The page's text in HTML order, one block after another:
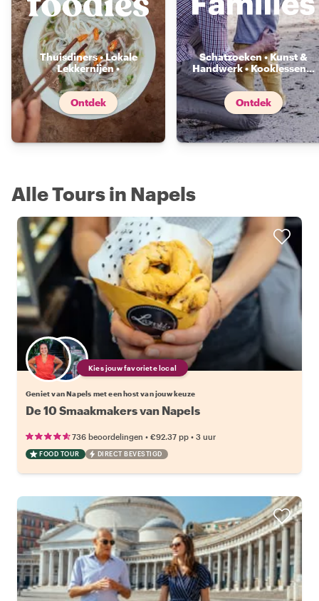
Thuisdiners • Lokale
Lekkernijen •
Voedselmarkten...
Ontdek
Schatzoeken • Kunst &
Handwerk • Kooklessen...
Ontdek
Alle Tours in Napels
Kies jouw favoriete local
Geniet van Napels met een host van jouw keuze
De 10 Smaakmakers van Napels
736 beoordelingen • €92.37 pp • 3 uur
FOOD TOUR DIRECT BEVESTIGD